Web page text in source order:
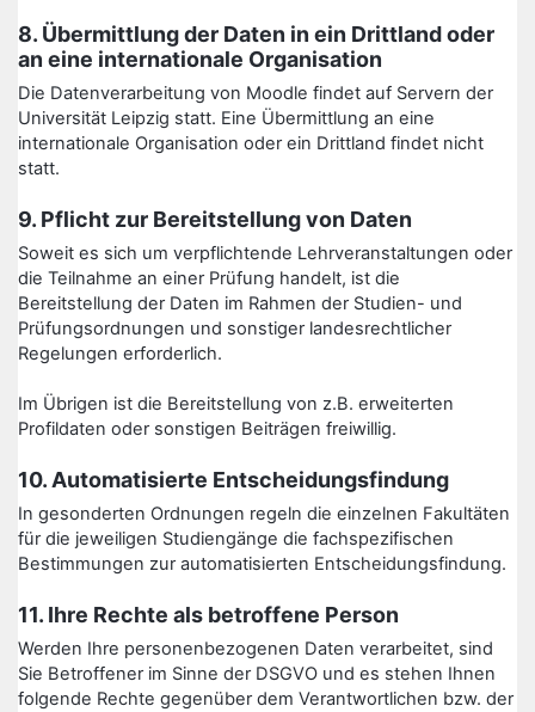
8. Übermittlung der Daten in ein Drittland oder
an eine internationale Organisation
Die Datenverarbeitung von Moodle findet auf Servern der
Universität Leipzig statt. Eine Übermittlung an eine
internationale Organisation oder ein Drittland findet nicht
statt.
9. Pflicht zur Bereitstellung von Daten
Soweit es sich um verpflichtende Lehrveranstaltungen oder
die Teilnahme an einer Prüfung handelt, ist die
Bereitstellung der Daten im Rahmen der Studien- und
Prüfungsordnungen und sonstiger landesrechtlicher
Regelungen erforderlich.
Im Übrigen ist die Bereitstellung von z.B. erweiterten
Profildaten oder sonstigen Beiträgen freiwillig.
10. Automatisierte Entscheidungsfindung
In gesonderten Ordnungen regeln die einzelnen Fakultäten
für die jeweiligen Studiengänge die fachspezifischen
Bestimmungen zur automatisierten Entscheidungsfindung.
11. Ihre Rechte als betroffene Person
Werden Ihre personenbezogenen Daten verarbeitet, sind
Sie Betroffener im Sinne der DSGVO und es stehen Ihnen
folgende Rechte gegenüber dem Verantwortlichen bzw. der